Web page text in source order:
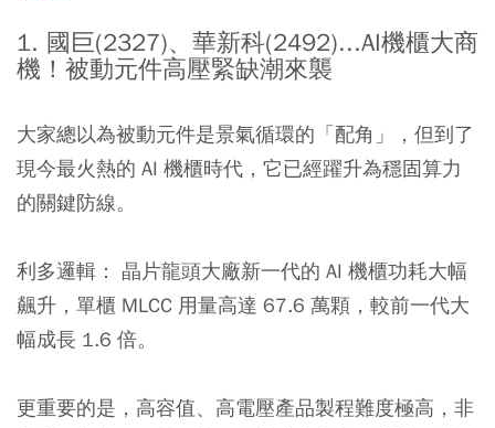
1. 國巨(2327)、華新科(2492)...AI機櫃大商
機！被動元件高壓緊缺潮來襲
大家總以為被動元件是景氣循環的「配角」，但到了
現今最火熱的 AI 機櫃時代，它已經躍升為穩固算力
的關鍵防線。
利多邏輯： 晶片龍頭大廠新一代的 AI 機櫃功耗大幅
飆升，單櫃 MLCC 用量高達 67.6 萬顆，較前一代大
幅成長 1.6 倍。
更重要的是，高容值、高電壓產品製程難度極高，非